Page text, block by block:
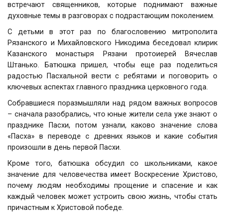
встречают священников, которые поднимают важные
духовные темы в разговорах с подрастающим поколением.
С детьми в этот раз по благословению митрополита
Рязанского и Михайловского Никодима беседовал клирик
Казанского монастыря Рязани протоиерей Вячеслав
Штанько. Батюшка пришел, чтобы еще раз поделиться
радостью Пасхальной вести с ребятами и поговорить о
ключевых аспектах главного праздника церковного года.
Собравшиеся поразмышляли над рядом важных вопросов
– сначала разобрались, что юные жители села уже знают о
празднике Пасхи, потом узнали, каково значение слова
«Пасха» в переводе с древних языков и какие события
произошли в день первой Пасхи.
Кроме того, батюшка обсудил со школьниками, какое
значение для человечества имеет Воскресение Христово,
почему людям необходимы прощение и спасение и как
каждый человек может устроить свою жизнь, чтобы стать
причастным к Христовой победе.